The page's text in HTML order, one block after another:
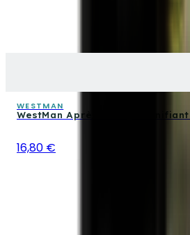
WESTMAN
WestMan Après-Rasage
16,80 €